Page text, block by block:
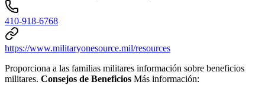
410-918-6768
https://www.militaryonesource.mil/resources
Proporciona a las familias militares información sobre beneficios
militares. Consejos de Beneficios Más información: